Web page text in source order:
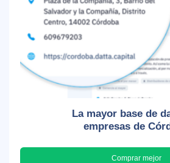
La mayor base de
empresas de
Comprar mejor